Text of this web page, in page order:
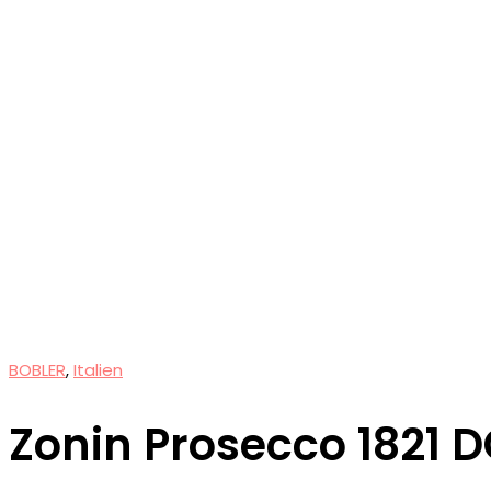
BOBLER,Italien
Zonin Prosecco 1821